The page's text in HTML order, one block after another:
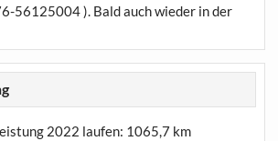
56125004 ). Bald auch wieder in der
2022 laufen: 1065,7 km